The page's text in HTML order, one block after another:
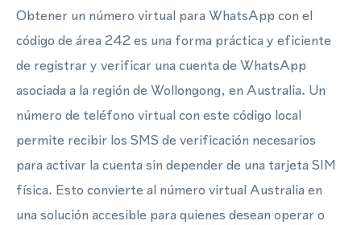
Obtener un número virtual para WhatsApp con el
código de área 242 es una forma práctica y eficiente
de registrar y verificar una cuenta de WhatsApp
asociada a la región de Wollongong, en Australia. Un
número de teléfono virtual con este código local
permite recibir los SMS de verificación necesarios
para activar la cuenta sin depender de una tarjeta SIM
física. Esto convierte al número virtual Australia en
una solución accesible para quienes desean operar o